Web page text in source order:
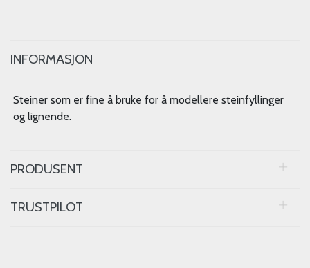
INFORMASJON
Steiner som er fine å bruke for å modellere steinfyllinger
og lignende.
PRODUSENT
TRUSTPILOT